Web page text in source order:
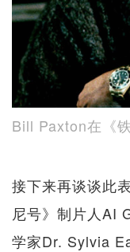
Bill Paxton在《
接下来再谈谈此
尼号》制片人AI
学家Dr. Sylvia